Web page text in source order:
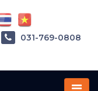
031-769-0808